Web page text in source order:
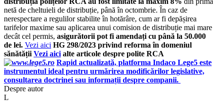
netă de cheltuieli de distribuție, până în octombrie. În caz de
nerespectare a regulilor stabilite în hotărâre, cum ar fi depășirea
tarifelor maxime sau aplicarea unui comision de distribuție mai mare
decât cel permis, asigurătorii pot fi amendați cu până la 50.000
de lei. Vezi aici HG 298/2023 privind reforma în domeniul
sănătății Vezi aici alte articole despre polite RCA
Rapid actualizată, platforma Indaco Lege5 este
instrumentul ideal pentru urmărirea modificărilor legislative,
consultarea doctrinei sau informații despre companii.
Despre autor
L